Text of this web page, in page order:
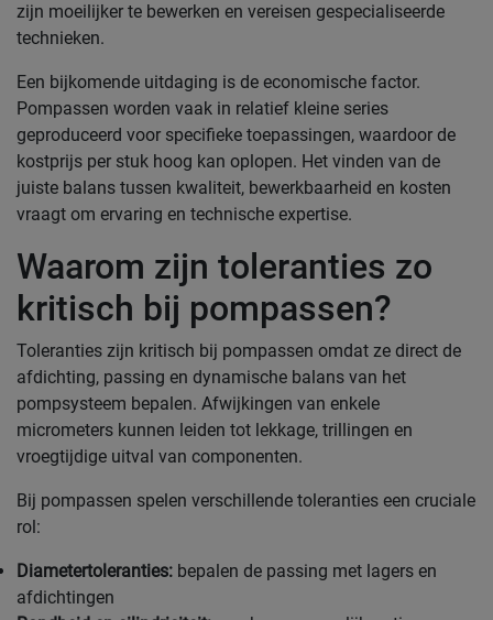
zijn moeilijker te bewerken en vereisen gespecialiseerde
technieken.
Een bijkomende uitdaging is de economische factor.
Pompassen worden vaak in relatief kleine series
geproduceerd voor specifieke toepassingen, waardoor de
kostprijs per stuk hoog kan oplopen. Het vinden van de
juiste balans tussen kwaliteit, bewerkbaarheid en kosten
vraagt om ervaring en technische expertise.
Waarom zijn toleranties zo
kritisch bij pompassen?
Toleranties zijn kritisch bij pompassen omdat ze direct de
afdichting, passing en dynamische balans van het
pompsysteem bepalen. Afwijkingen van enkele
micrometers kunnen leiden tot lekkage, trillingen en
vroegtijdige uitval van componenten.
Bij pompassen spelen verschillende toleranties een cruciale
rol:
Diametertoleranties: bepalen de passing met lagers en
afdichtingen